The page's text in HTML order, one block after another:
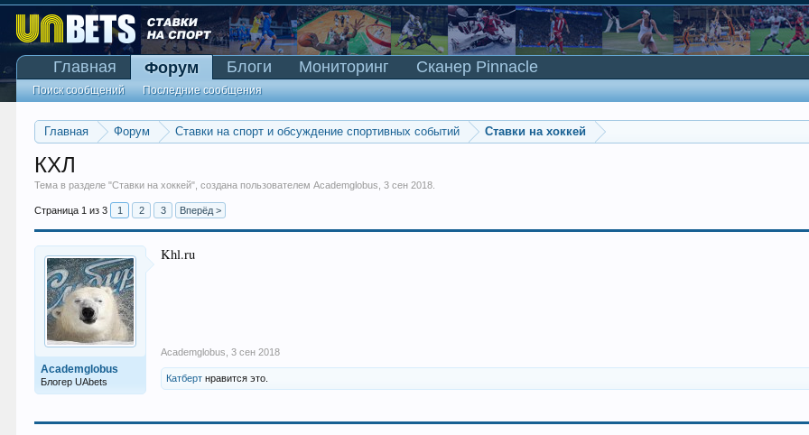
Главная Форум Ставки на спорт и обсуждение спортивных событий Ставки на хоккей
КХЛ
Тема в разделе "Ставки на хоккей", создана пользователемAcademglobus ,3 сен 2018
Страница 1 из 3 1 2 3 Вперёд >
Academglobus
Блогер UAbets
Khl.ru
Academglobus 3 сен 2018
Катберт нравится это.
Главная Форум
Поиск сообщений Последние сообщения
Блоги Мониторинг Сканер Pinnacle